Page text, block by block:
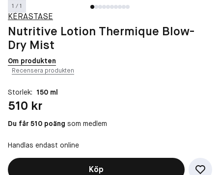
1 / 1
KÉRASTASE
Nutritive Lotion Thermique Blow-
Dry Mist
Om produkten
Recensera produkten
Storlek: 150 ml
Pris: 510 kr
510 kr
Du får 510 poäng som medlem
Handlas endast online
Köp